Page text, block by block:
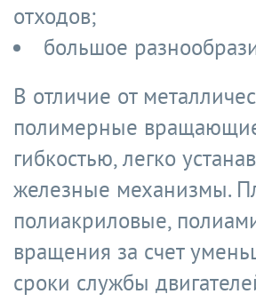
отходов;
большое
В отличие от
полимерные
гибкостью, легко
железные механизмы.
полиакриловые,
вращения за счет
сроки службы